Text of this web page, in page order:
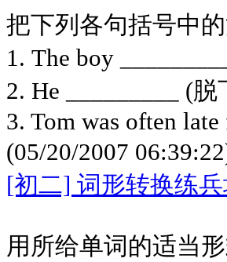
把下列各句括号中
1. The boy
2. He _________ (脱
3. Tom was often
(05/20/2007
[初二] 词形转换练兵
用所给单词的适当形